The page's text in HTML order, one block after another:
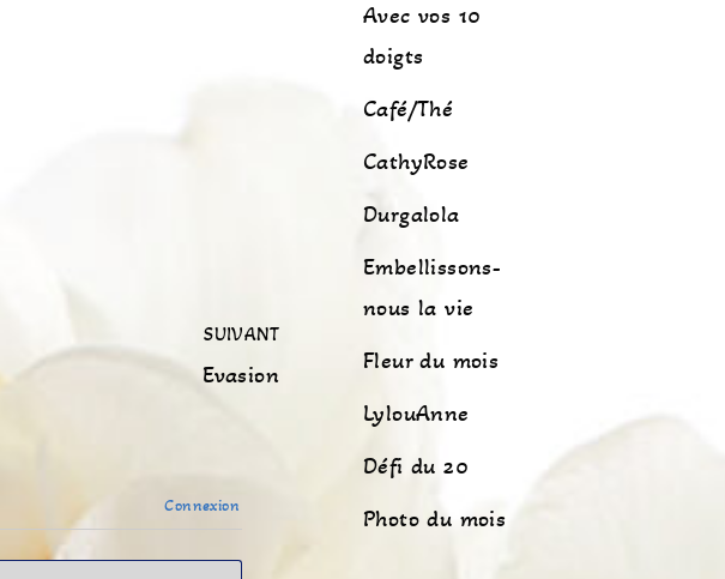
SUIVANT
Evasion
Connexion
Avec vos 10
doigts
Café/Thé
CathyRose
Durgalola
Embellissons-
nous la vie
Fleur du mois
LylouAnne
Défi du 20
Photo du mois